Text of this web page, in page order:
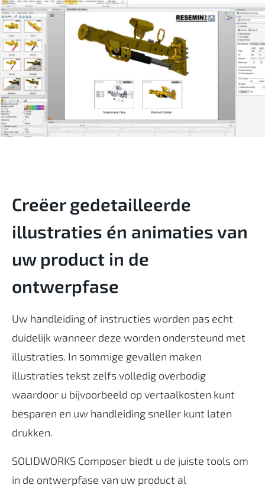
Creëer gedetailleerde
illustraties én animaties van
uw product in de
ontwerpfase
Uw handleiding of instructies worden pas echt
duidelijk wanneer deze worden ondersteund met
illustraties. In sommige gevallen maken
illustraties tekst zelfs volledig overbodig
waardoor u bijvoorbeeld op vertaalkosten kunt
besparen en uw handleiding sneller kunt laten
drukken.
SOLIDWORKS Composer biedt u de juiste tools om
in de ontwerpfase van uw product al